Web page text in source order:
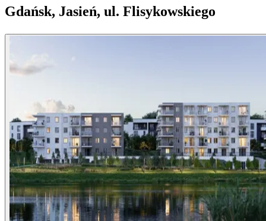
Gdańsk, Jasień, ul. Flisykowskiego